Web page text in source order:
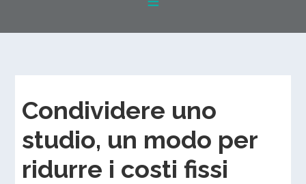
Condividere uno
studio, un modo per
ridurre i costi fissi